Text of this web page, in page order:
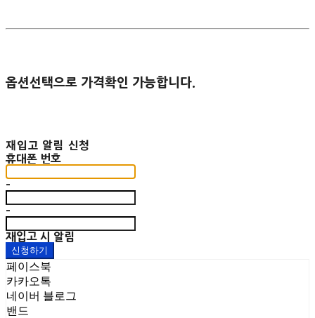
옵션선택으로 가격확인 가능합니다.
재입고 알림 신청
휴대폰 번호
-
-
재입고 시 알림
신청하기
페이스북
카카오톡
네이버 블로그
밴드